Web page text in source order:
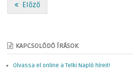
Előző
KAPCSOLÓDÓ ÍRÁSOK
Olvassa el online a Telki Napló híreit!